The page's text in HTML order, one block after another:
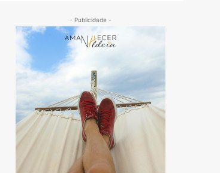
- Publicidade -